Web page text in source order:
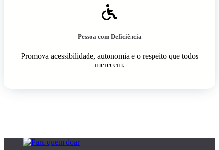
Pessoa com Deficiência
Promova acessibilidade, autonomia e o respeito que todos
merecem.